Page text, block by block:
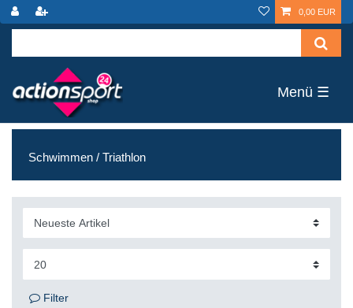
0,00 EUR
☰
Schwimmen / Triathlon
Filter